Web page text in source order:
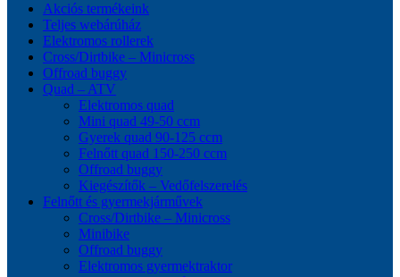
Akciós termékeink
Teljes webárúház
Elektromos rollerek
Cross/Dirtbike – Minicross
Offroad buggy
Quad – ATV
Elektromos quad
Mini quad 49-50 ccm
Gyerek quad 90-125 ccm
Felnőtt quad 150-250 ccm
Offroad buggy
Kiegészítők – Vedőfelszerelés
Felnőtt és gyermekjárművek
Cross/Dirtbike – Minicross
Minibike
Offroad buggy
Elektromos gyermektraktor